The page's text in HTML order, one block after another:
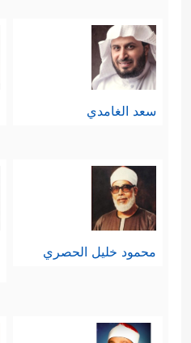
سعد الغامدي
محمود خليل الحصري